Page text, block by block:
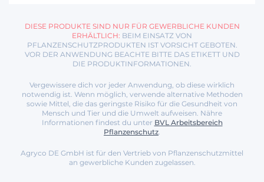
DIESE PRODUKTE SIND NUR FÜR GEWERBLICHE KUNDEN
ERHÄLTLICH: BEIM EINSATZ VON
PFLANZENSCHUTZPRODUKTEN IST VORSICHT GEBOTEN.
VOR DER ANWENDUNG BEACHTE BITTE DAS ETIKETT UND
DIE PRODUKTINFORMATIONEN.
Vergewissere dich vor jeder Anwendung, ob diese wirklich
notwendig ist. Wenn möglich, verwende alternative Methoden
sowie Mittel, die das geringste Risiko für die Gesundheit von
Mensch und Tier und die Umwelt aufweisen. Nähre
Informationen findest du unter BVL Arbeitsbereich
Pflanzenschutz
Agryco DE GmbH ist für den Vertrieb von Pflanzenschutzmittel
an gewerbliche Kunden zugelassen.